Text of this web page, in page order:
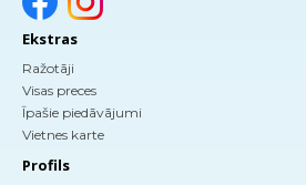
Ekstras
Ražotāji
Visas preces
Īpašie piedāvājumi
Vietnes karte
Profils